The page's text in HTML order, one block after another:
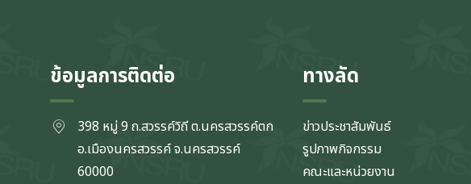
ข้อมูลการติดต่อ
398 หมู่ 9 ถ.สวรรค์วิถี ต.นครสวรรค์ตก
อ.เมืองนครสวรรค์ จ.นครสวรรค์
60000
ทางลัด
ข่าวประชาสัมพันธ์
รูปภาพกิจกรรม
คณะและหน่วยงาน